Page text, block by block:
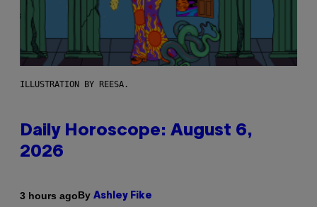
ILLUSTRATION BY REESA.
Daily Horoscope: August 6,
2026
3 hours agoBy Ashley Fike